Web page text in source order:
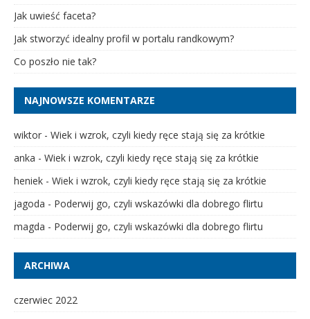
Jak uwieść faceta?
Jak stworzyć idealny profil w portalu randkowym?
Co poszło nie tak?
NAJNOWSZE KOMENTARZE
wiktor - Wiek i wzrok, czyli kiedy ręce stają się za krótkie
anka - Wiek i wzrok, czyli kiedy ręce stają się za krótkie
heniek - Wiek i wzrok, czyli kiedy ręce stają się za krótkie
jagoda - Poderwij go, czyli wskazówki dla dobrego flirtu
magda - Poderwij go, czyli wskazówki dla dobrego flirtu
ARCHIWA
czerwiec 2022